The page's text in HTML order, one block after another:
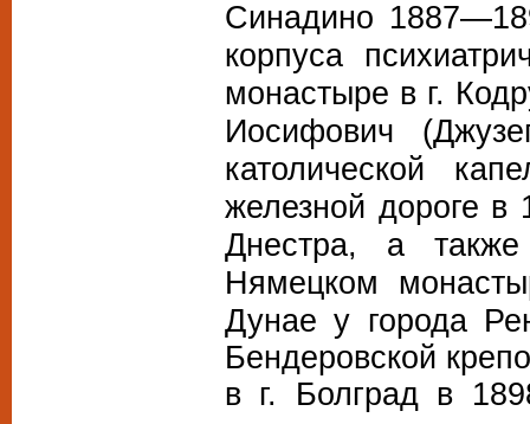
Синадино
корпуса
монастыре в г.
Иосифович
католической
железной дороге в
Днестра, а
Нямецком
Дунае у города
Бендеровской
в г. Болград в